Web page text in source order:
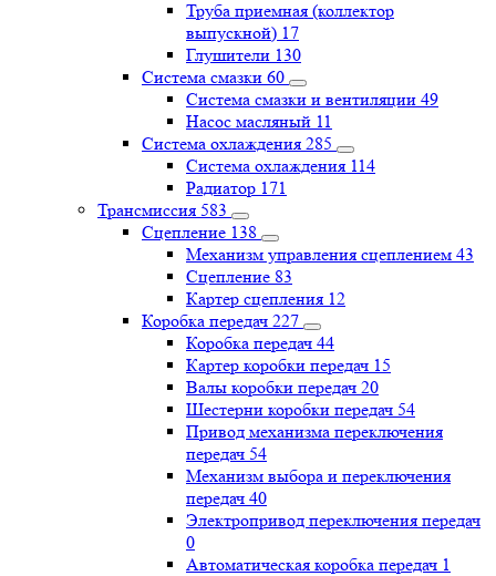
Труба приемная (коллектор
выпускной) 17
Глушители 130
Система смазки 60
Система смазки и вентиляции 49
Насос масляный 11
Система охлаждения 285
Система охлаждения 114
Радиатор 171
Трансмиссия 583
Сцепление 138
Механизм управления сцеплением 43
Сцепление 83
Картер сцепления 12
Коробка передач 227
Коробка передач 44
Картер коробки передач 15
Валы коробки передач 20
Шестерни коробки передач 54
Привод механизма переключения
передач 54
Механизм выбора и переключения
передач 40
Электропривод переключения передач
0
Автоматическая коробка передач 1